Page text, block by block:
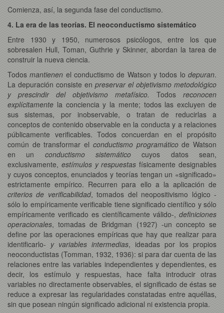
Comienza, así, la segunda fase del conductismo.
4. La era de las teorías. El neoconductismo sistemático
Entre 1930 y 1950, numerosos psicólogos, entre los que
sobresalen Hull, Toman, Guthrie y Skinner, abordan la tarea de
construir la nueva ciencia.
Todosmantienen el conductismo de Watson y todos lodepuran.
La depuración consiste en preservar el objetivismo metodológico
y prescindir del objetivismo metafísico. Todos reconocen
explícitamente la conciencia y la mente; todos las excluyen de
sus sistemas, por inobservable, o tratan de reducirlas a
conceptos de contenido observable en la conducta y a relaciones
públicamente verificables. Todos concuerdan en el propósito
común de transformar el conductismo programáticode Watson
en un conductismo sistemático cuyos datos sean,
exclusivamente, estímulos y respuestasfísicamente designables
y cuyos conceptos, enunciados y teorías tengan un «significado»
estrictamente empírico. Recurren para ello a la aplicación de
criterios de verificabilidad, tomados del neopositivismo lógico -
sólo lo empíricamente verificable tiene significado científico y sólo
empíricamente verificado es científicamente válido-, definiciones
operacionales, tomadas de Bridgman (1927) -un concepto se
define por las operaciones empíricas que hay que realizar para
identificarlo- y variables intermedias, ideadas por los propios
neoconductistas (Tomman, 1932, 1936): si para dar cuenta de las
relaciones entre las variables independientes y dependientes, es
decir, los estímulo y respuestas, hace falta introducir otras
variables no directamente observables, el significado de éstas se
reduce a expresar las regularidades constatadas entre aquéllas,
sin que posean ningún significado adicional ni existencia propia.